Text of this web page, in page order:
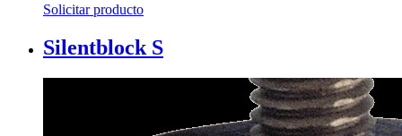
Solicitar producto
Silentblock S